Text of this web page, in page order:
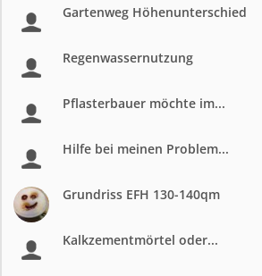
Gartenweg Höhenunterschied
Regenwassernutzung
Pflasterbauer möchte im...
Hilfe bei meinen Problem...
Grundriss EFH 130-140qm
Kalkzementmörtel oder...